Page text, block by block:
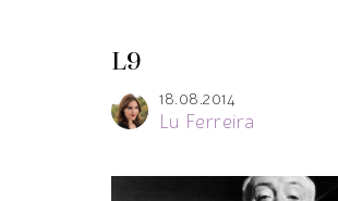
L9
18.08.2014
Lu Ferreira